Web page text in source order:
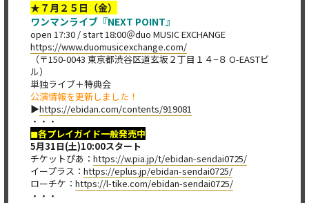
★７月２５日（金）
ワンマンライブ『NEXT POINT』
open 17:30 / start 18:00＠duo MUSIC EXCHANGE
https://www.duomusicexchange.com/
（〒150-0043 東京都渋谷区道玄坂２丁目１４−８ O-EASTビ
ル）
単独ライブ＋特典会
公演情報を更新しました！
▶︎https://ebidan.com/contents/919081
・・・
◼︎各プレイガイド一般発売中
5月31日(土)10:00​スタート
チケットぴあ： https://w.pia.jp/t/ebidan-sendai0725/
イープラス： https://eplus.jp/ebidan-sendai0725/
ローチケ： https://l-tike.com/ebidan-sendai0725/​
・・・